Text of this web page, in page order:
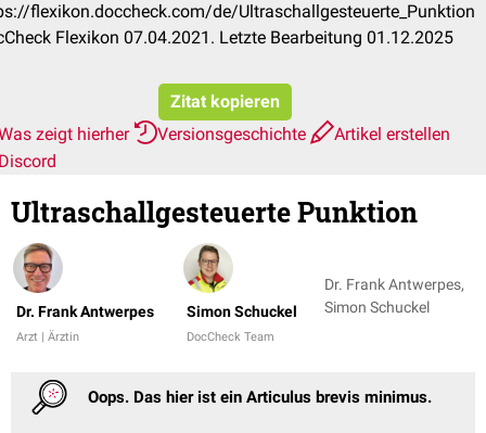
flexikon.doccheck.com/de/Ultraschallgesteuerte_Punktion
Flexikon 07.04.2021. Letzte Bearbeitung 01.12.2025
Zitat kopieren
zeigt hierher
Versionsgeschichte
Artikel erstellen
Ultraschallgesteuerte Punktion
Dr. Frank Antwerpes
Arzt | Ärztin
Simon Schuckel
DocCheck Team
Dr. Frank Antwerpes,
Simon Schuckel
Oops. Das hier ist ein Articulus brevis minimus.